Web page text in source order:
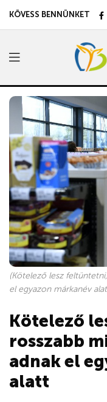
KÖVESS BENNÜNKET
(Kötelező lesz
el egyazon márkanév
Kötelező
rosszabb
adnak el
alatt